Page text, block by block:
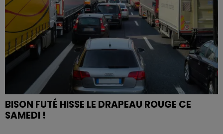
BISON FUTÉ HISSE LE DRAPEAU ROUGE CE
SAMEDI !